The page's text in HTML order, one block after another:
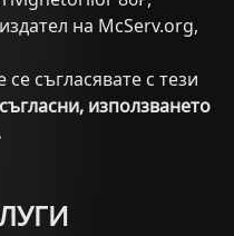
на McServ.org,
съгласявате с тези
използването